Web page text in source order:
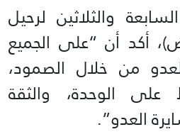
والثلاثين لرحيل
أكد أن “على الجميع
من خلال الصمود،
على الوحدة، والثقة
العدو”.